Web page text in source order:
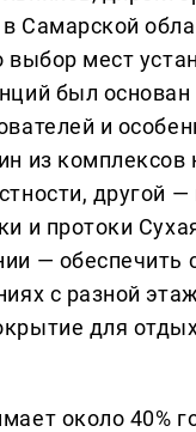
Самарской
выбор мест
был
и
из комплексов
другой —
и протоки
— обеспечить
с разной
для
около 40%